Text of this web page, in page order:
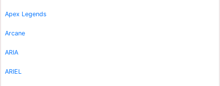
Apex Legends
Arcane
ARIA
ARIEL